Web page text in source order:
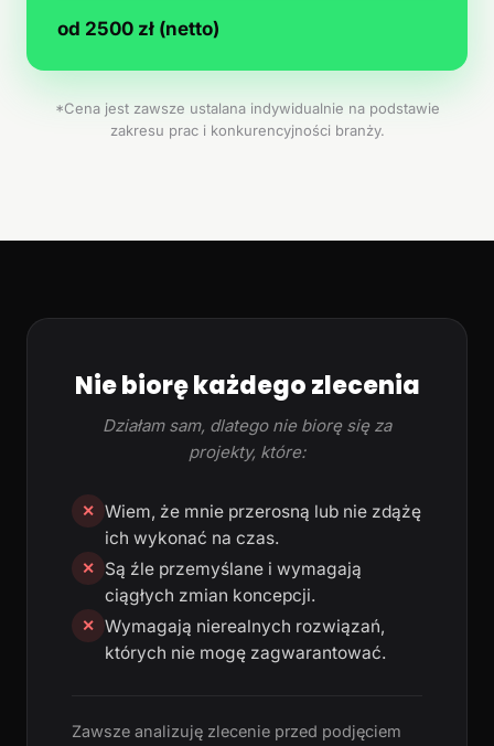
od 2500 zł (netto)
*Cena jest zawsze ustalana indywidualnie na podstawie
zakresu prac i konkurencyjności branży.
Nie biorę każdego zlecenia
Działam sam, dlatego nie biorę się za
projekty, które:
✕ Wiem, że mnie przerosną lub nie zdążę
ich wykonać na czas.
✕
Są źle przemyślane i wymagają
ciągłych zmian koncepcji.
✕ Wymagają nierealnych rozwiązań,
których nie mogę zagwarantować.
Zawsze analizuję zlecenie przed podjęciem